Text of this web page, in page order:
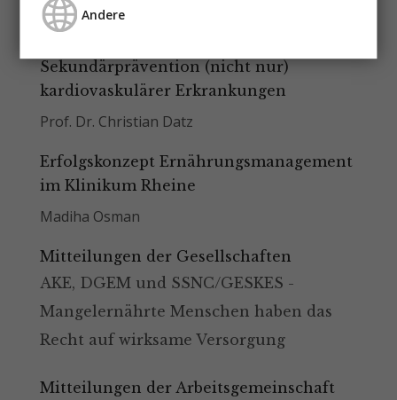
Sekundärprävention (nicht nur)
kardiovaskulärer Erkrankungen
Prof. Dr. Christian Datz
Erfolgskonzept Ernährungsmanagement
im Klinikum Rheine
Madiha Osman
Mitteilungen der Gesellschaften
AKE, DGEM und SSNC/GESKES -
Mangelernährte Menschen haben das
Recht auf wirksame Versorgung
Mitteilungen der Arbeitsgemeinschaft
Andere